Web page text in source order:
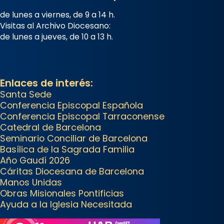
Foto
View on Facebook · Share
2 weeks ago
Jaume, fill de Zebedeu, és
juntament amb el seu germà
Joan i Pere un dels que
acompanyava més de prop
Jesús.
Segons el llibre dels Fets (12,2)
fou el primer apòstol màrtir,
decapitat a Jerusalem per
Herodes Agripa (vers l'any 44).
de lunes a viernes, de 9 a 14 h.
Visitas al Archivo Diocesano:
de lunes a jueves, de 10 a 13 h.
Enlaces de interés:
Santa Sede
Conferencia Episcopal Española
Conferencia Episcopal Tarraconense
Catedral de Barcelona
Seminario Conciliar de Barcelona
Basílica de la Sagrada Familia
Año Gaudí 2026
Cáritas Diocesana de Barcelona
Manos Unidas
Obras Misionales Pontificias
Ayuda a la Iglesia Necesitada